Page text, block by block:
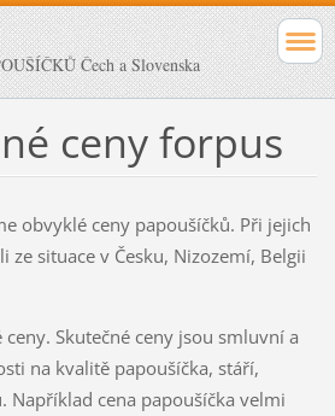
Čech a Slovenska
ceny forpus
obvyklé ceny papoušíčků. Při jejich
ze situace v Česku, Nizozemí, Belgii
ceny. Skutečné ceny jsou smluvní a
na kvalitě papoušíčka, stáří,
Například cena papoušíčka velmi